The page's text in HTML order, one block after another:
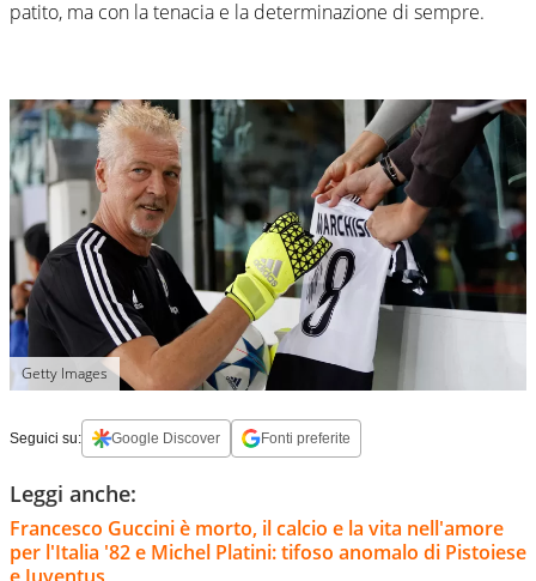
patito, ma con la tenacia e la determinazione di sempre.
Getty Images
Seguici su: Google Discover Fonti preferite
Leggi anche:
Francesco Guccini è morto, il calcio e la vita nell'amore
per l'Italia '82 e Michel Platini: tifoso anomalo di Pistoiese